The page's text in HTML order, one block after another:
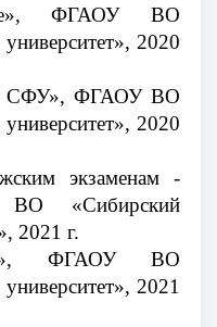
ФГАОУ ВО
2020
СФУ», ФГАОУ ВО
2020
экзаменам -
«Сибирский
2021 г.
ФГАОУ ВО
2021